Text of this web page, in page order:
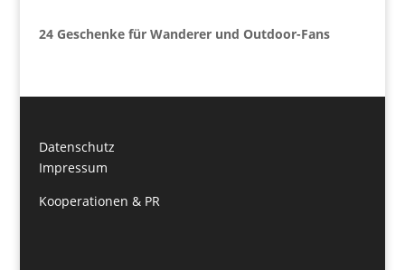
24 Geschenke für Wanderer und Outdoor-Fans
Datenschutz
Impressum
Kooperationen & PR